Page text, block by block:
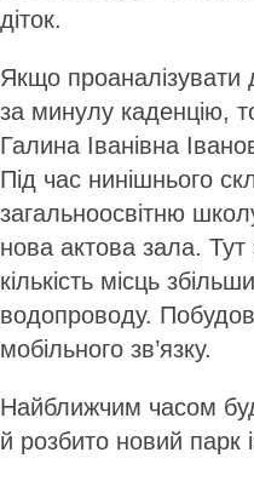
діток.
Якщо проаналізувати
за минулу каденцію,
Галина Іванівна
Під час нинішнього
загальноосвітню
нова актова зала.
кількість місць
водопроводу.
мобільного зв’язку.
Найближчим часом
й розбито новий парк